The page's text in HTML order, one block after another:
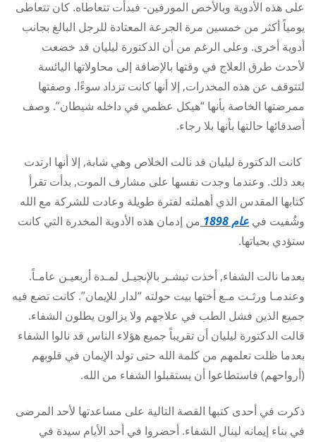
على هذه الأدوية وبالأخص المورفين- فبدأت تتعاطاه. كان تتعاطى
يومياً أكثر من خمسين مرة الجرعة المعتادة للرجل البالغ بجانب
أدوية أخرى. وعلى الرغم من أن الدكتورة ليليان قد خضعت
لأحدث طرق العلاج في وقتها بالإضافة إلى محاولاتها اليائسة
لتتوقف عن هذه المخدرات, إلا أنها كانت تزداد سوءًا. وصفتها
ممرضتها الخاصة بأنها “هيكل عظمي في داخله شيطان”. وصف
أصدقائها حالتها بأنها بلا رجاء.
كانت الدكتورة ليليان قد نالت الخلاص وهي شابة, إلا أنها ارتدت
بعد ذلك. وعندما وجدت نفسها على مشارف الموت, بدأت تقرأ
كتابها المقدس الذي أهملته لفترة طويلة وعادت للشركة مع الله
وشُفيت في عام 1898
من إدمان هذه الأدوية المخدرة التي كانت
ستؤدي بحياتها.
بعدما نالت الشفاء, أخذت تبشـر بالإنجيـل لمـدة أربعيـن عامـاً.
وعندمـا ورثـت مـع أختها بيت حولته “لدار للإيمان”. كانت تضع فيه
جميع الذين فشل الطب في علاجهم ولا يزالون يطلون الشفاء.
قالت الدكتورة ليليان أن تقريباً جميع هؤلاء الناس قد نالوا الشفاء
بعدما ظلت تعلمهم من كلمة الله حتى تولد الإيمان في قلوبهم
(أرواحهم) فاستطاعوا أن يستقبلوا الشفاء من الله.
ذكرت في أحدى كتبها القصة التالية على مساعدتها لأحد المرضى
في بناء إيمانه لينال الشفاء. أحضروا في أحد الأيام سيدة في